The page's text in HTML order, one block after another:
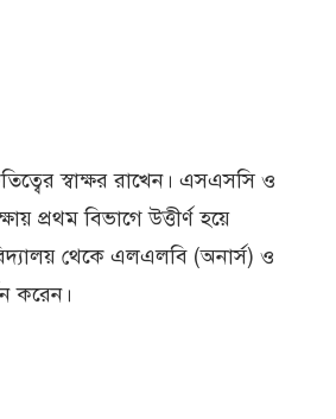
স্বাক্ষর রাখেন। এসএসসি ও
প্রথম বিভাগে উত্তীর্ণ হয়ে
থেকে এলএলবি (অনার্স) ও
করেন।